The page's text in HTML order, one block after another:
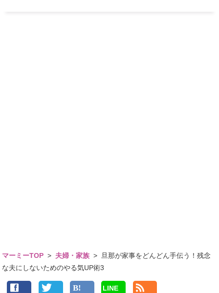
マーミーTOP > 夫婦・家族 >
旦那が家事をどんどん手伝う！残念
な夫にしないためのやる気UP術3
LINE